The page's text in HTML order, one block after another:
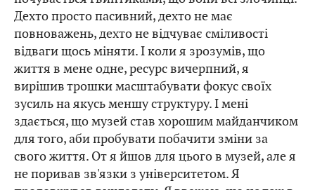
Дехто просто пасивний, дехто не має
повноважень, дехто не відчуває сміливості
відваги щось міняти. І коли я зрозумів, що
життя в мене одне, ресурс вичерпний, я
вирішив трошки масштабувати фокус своїх
зусиль на якусь меншу структуру. І мені
здається, що музей став хорошим майданчиком
для того, аби пробувати побачити зміни за
свого життя. От я йшов для цього в музей, але я
не поривав зв'язки з університетом. Я